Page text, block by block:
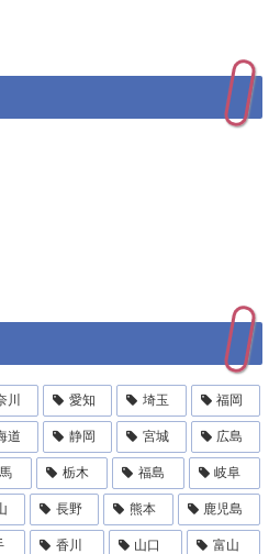
川 愛知 埼玉 福岡
道 静岡 宮城 広島
栃木 福島 岐阜
長野 熊本 鹿児島
香川 山口 富山